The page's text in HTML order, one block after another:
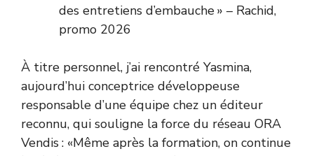
des entretiens d’embauche » – Rachid,
promo 2026
À titre personnel, j’ai rencontré Yasmina,
aujourd’hui conceptrice développeuse
responsable d’une équipe chez un éditeur
reconnu, qui souligne la force du réseau ORA
Vendis : «Même après la formation, on continue